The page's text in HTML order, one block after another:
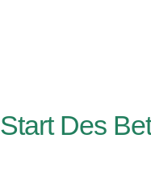
Start Des